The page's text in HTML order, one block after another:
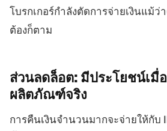
โบรกเกอร์กำลังตัดการจ่ายเงินแม้
ต้องก็ตาม
ส่วนลดล็อต: มีประโยชน์เมื่
ผลิตภัณฑ์จริง
การคืนเงินจำนวนมากจะจ่ายให้กั